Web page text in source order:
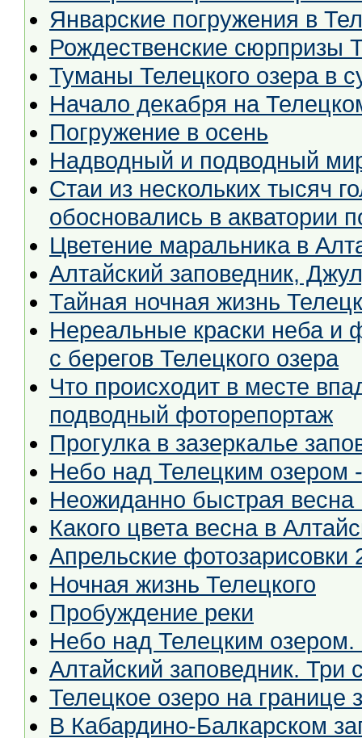
Январские погружения в
Рождественские сюрпризы
Туманы Телецкого озера в
Начало декабря на
Погружение в осень
Надводный и подводный
Стаи из нескольких тысяч
обосновались в акватории
Цветение маральника в
Алтайский заповедник,
Тайная ночная жизнь
Нереальные краски неба и
с берегов Телецкого озера
Что происходит в месте
подводный фоторепортаж
Прогулка в зазеркалье
Небо над Телецким озером
Неожиданно быстрая весна
Какого цвета весна в
Апрельские фотозарисовки
Ночная жизнь Телецкого
Пробуждение реки
Небо над Телецким озером.
Алтайский заповедник. Три
Телецкое озеро на границе
В Кабардино-Балкарском